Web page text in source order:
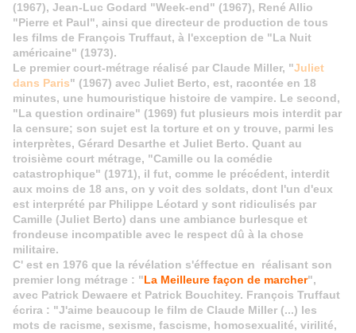
(1967), Jean-Luc Godard "Week-end" (1967), René Allio
"Pierre et Paul", ainsi que directeur de production de tous
les films de François Truffaut, à l'exception de "La Nuit
américaine" (1973).
Le premier court-métrage réalisé par Claude Miller, "Juliet
dans Paris" (1967) avec Juliet Berto, est, racontée en 18
minutes, une humouristique histoire de vampire. Le second,
"La question ordinaire" (1969) fut plusieurs mois interdit par
la censure; son sujet est la torture et on y trouve, parmi les
interprètes, Gérard Desarthe et Juliet Berto. Quant au
troisième court métrage, "Camille ou la comédie
catastrophique" (1971), il fut, comme le précédent, interdit
aux moins de 18 ans, on y voit des soldats, dont l'un d'eux
est interprété par Philippe Léotard y sont ridiculisés par
Camille (Juliet Berto) dans une ambiance burlesque et
frondeuse incompatible avec le respect dû à la chose
militaire.
C' est en 1976 que la révélation s'éffectue en réalisant son
premier long métrage : "La Meilleure façon de marcher",
avec Patrick Dewaere et Patrick Bouchitey. François Truffaut
écrira : "J'aime beaucoup le film de Claude Miller (...) les
mots de racisme, sexisme, fascisme, homosexualité, virilité,